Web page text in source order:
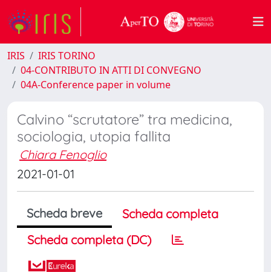
IRIS
IRIS TORINO
04-CONTRIBUTO IN ATTI DI CONVEGNO
04A-Conference paper in volume
Calvino “scrutatore” tra medicina,
sociologia, utopia fallita
Chiara Fenoglio
2021-01-01
Scheda breve
Scheda completa
Scheda completa (DC)